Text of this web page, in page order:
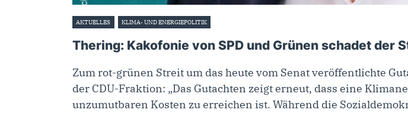
AKTUELLES KLIMA- UND ENERGIEPOLITIK
Thering: Kakofonie von SPD und Grünen schadet der
Zum rot-grünen Streit um das heute vom Senat veröffentlichte
der CDU-Fraktion: „Das Gutachten zeigt erneut, dass eine
unzumutbaren Kosten zu erreichen ist. Während die